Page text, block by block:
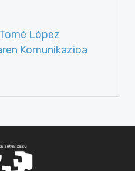
López
Komunikazioa